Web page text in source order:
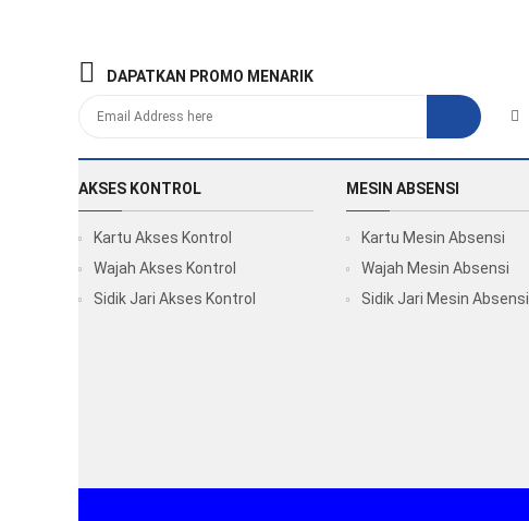
DAPATKAN PROMO MENARIK
AKSES KONTROL
Kartu Akses Kontrol
Wajah Akses Kontrol
Sidik Jari Akses Kontrol
MESIN ABSENSI
Kartu Mesin Absensi
Wajah Mesin Absensi
Sidik Jari Mesin Absensi